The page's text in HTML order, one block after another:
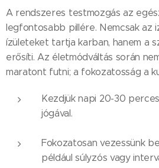
A rendszeres testmozgás az
legfontosabb pillére. Nemcsak az
ízületeket tartja karban, hanem a
erősíti. Az életmódváltás során
maratont futni; a fokozatosság a
Kezdjük napi 20-30
jógával.
Fokozatosan vezessünk
például súlyzós vagy